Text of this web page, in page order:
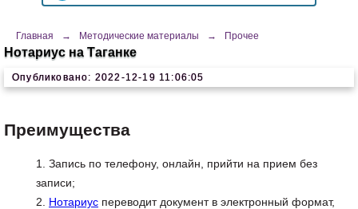
Главная → Методические материалы → Прочее
Нотариус на Таганке
Опубликовано: 2022-12-19 11:06:05
Преимущества
Запись по телефону, онлайн, прийти на прием без
записи;
Нотариус переводит документ в электронный формат,